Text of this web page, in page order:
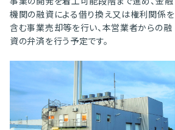
機関の融資による借り換え又は権利関係を
含む事業売却等を行い、本営業者からの融
資の弁済を行う予定です。